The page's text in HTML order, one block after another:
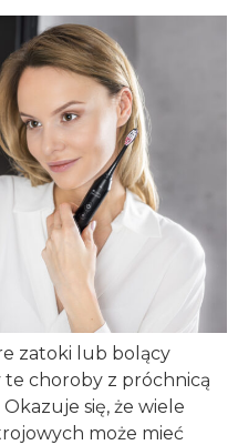
zatoki lub bolący
te choroby z próchnicą
się, że wiele
może mieć